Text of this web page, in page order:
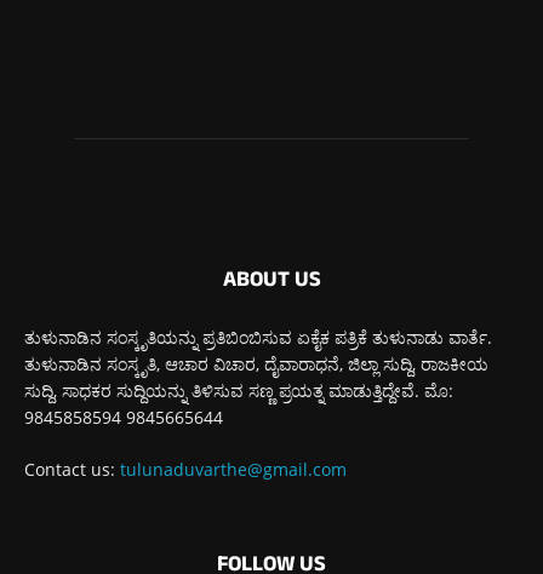
ABOUT US
ತುಳುನಾಡಿನ ಸಂಸ್ಕೃತಿಯನ್ನು ಪ್ರತಿಬಿಂಬಿಸುವ ಏಕೈಕ ಪತ್ರಿಕೆ ತುಳುನಾಡು ವಾರ್ತೆ.
ತುಳುನಾಡಿನ ಸಂಸ್ಕೃತಿ, ಆಚಾರ ವಿಚಾರ, ದೈವಾರಾಧನೆ, ಜಿಲ್ಲಾ ಸುದ್ದಿ, ರಾಜಕೀಯ
ಸುದ್ದಿ, ಸಾಧಕರ ಸುದ್ದಿಯನ್ನು ತಿಳಿಸುವ ಸಣ್ಣ ಪ್ರಯತ್ನ ಮಾಡುತ್ತಿದ್ದೇವೆ. ಮೊ:
9845858594 9845665644
Contact us: tulunaduvarthe@gmail.com